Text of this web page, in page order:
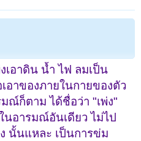
เอาดิน น้ำ ไฟ ลมเป็น
อาของภายในกายของตัว
มณ์ก็ตาม ได้ชื่อว่า "เพ่ง"
นอารมณ์อันเดียว ไม่ไป
นั้นแหละ เป็นการข่ม